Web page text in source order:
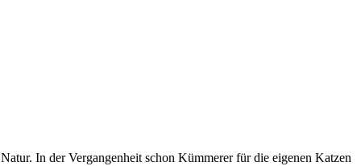
In der Vergangenheit schon Kümmerer für die eigenen Katzen